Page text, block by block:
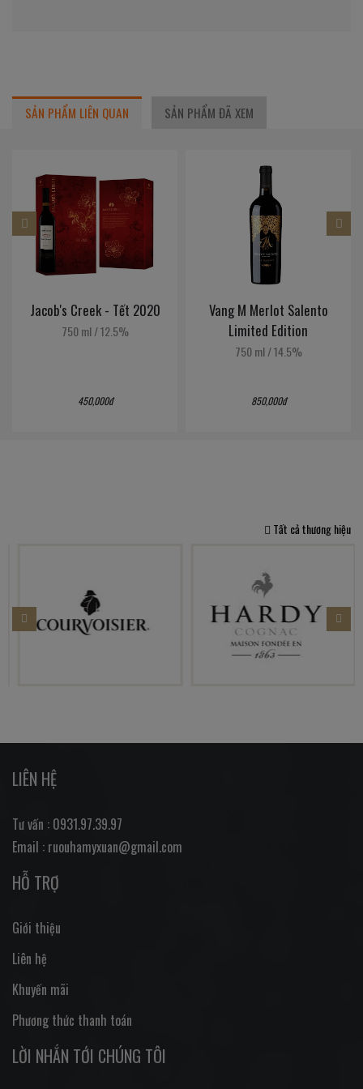
SẢN PHẨM LIÊN QUAN SẢN PHẨM ĐÃ XEM
Jacob's Creek - Tết 2020
750 ml/12.5%
450,000đ
Vang M Merlot Salento
Limited Edition
750 ml/14.5%
850,000đ
Tất cả thương hiệu
LIÊN HỆ
Tư vấn : 0931.97.39.97
Email : ruouhamyxuan@gmail.com
HỖ TRỢ
Giới thiệu
Liên hệ
Khuyến mãi
Phương thức thanh toán
LỜI NHẮN TỚI CHÚNG TÔI